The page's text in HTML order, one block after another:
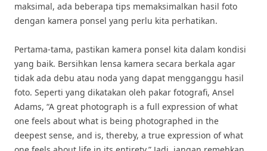
maksimal, ada beberapa tips memaksimalkan hasil foto
dengan kamera ponsel yang perlu kita perhatikan.
Pertama-tama, pastikan kamera ponsel kita dalam kondisi
yang baik. Bersihkan lensa kamera secara berkala agar
tidak ada debu atau noda yang dapat mengganggu hasil
foto. Seperti yang dikatakan oleh pakar fotografi, Ansel
Adams, “A great photograph is a full expression of what
one feels about what is being photographed in the
deepest sense, and is, thereby, a true expression of what